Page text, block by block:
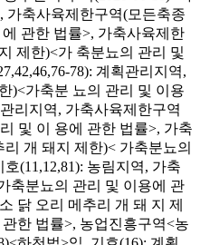
가축사육제한구역(모든축종
관한 법률>, 가축사육제한
제한)<가 축분뇨의 관리 및
78): 계획관리지역,
)<가축분 뇨의 관리 및 이용
리지역, 가축사육제한구역
및 이 용에 관한 법률>, 가축
개 돼지 제한)< 가축분뇨의
(11,12,81): 농림지역, 가축
축분뇨의 관리 및 이용에 관
닭 오리 메추리 개 돼 지 제
한 법률>, 농업진흥구역<농